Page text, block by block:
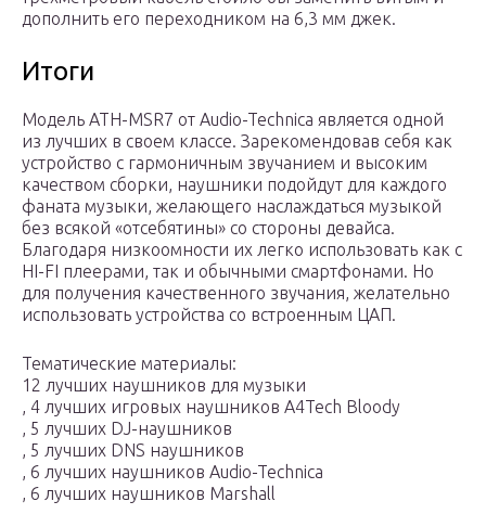
дополнить его переходником на 6,3 мм джек.
Итоги
Модель ATH-MSR7 от Audio-Technica является одной
из лучших в своем классе. Зарекомендовав себя как
устройство с гармоничным звучанием и высоким
качеством сборки, наушники подойдут для каждого
фаната музыки, желающего наслаждаться музыкой
без всякой «отсебятины» со стороны девайса.
Благодаря низкоомности их легко использовать как с
HI-FI плеерами, так и обычными смартфонами. Но
для получения качественного звучания, желательно
использовать устройства со встроенным ЦАП.
Тематические материалы:
12 лучших наушников для музыки
, 4 лучших игровых наушников A4Tech Bloody
, 5 лучших DJ-наушников
, 5 лучших DNS наушников
, 6 лучших наушников Audio-Technica
, 6 лучших наушников Marshall